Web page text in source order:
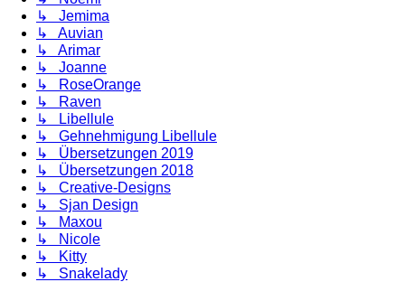
↳ Jemima
↳ Auvian
↳ Arimar
↳ Joanne
↳ RoseOrange
↳ Raven
↳ Libellule
↳ Gehnehmigung Libellule
↳ Übersetzungen 2019
↳ Übersetzungen 2018
↳ Creative-Designs
↳ Sjan Design
↳ Maxou
↳ Nicole
↳ Kitty
↳ Snakelady